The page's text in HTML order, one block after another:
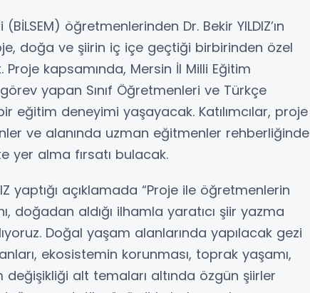
öğretmenlerinden Dr. Bekir YILDIZ’ın
doğa ve şiirin iç içe geçtiği birbirinden özel
kapsamında, Mersin İl Milli Eğitim
yapan Sınıf Öğretmenleri ve Türkçe
eğitim deneyimi yaşayacak. Katılımcılar, proje
ve alanında uzman eğitmenler rehberliğinde
yer alma fırsatı bulacak.
yaptığı açıklamada “Proje ile öğretmenlerin
doğadan aldığı ilhamla yaratıcı şiir yazma
Doğal yaşam alanlarında yapılacak gezi
ekosistemin korunması, toprak yaşamı,
alt temaları altında özgün şiirler